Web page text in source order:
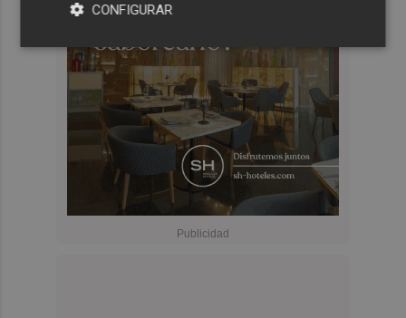
CONFIGURAR